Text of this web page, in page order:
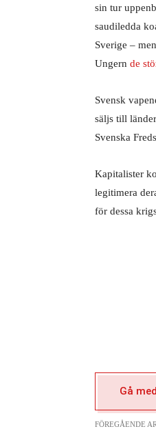
sin tur
saudiledda
Sverige –
Ungern de
Svensk
säljs till
Svenska
Kapitalister
legitimera
för dessa
Gå
FÖREGÅENDE